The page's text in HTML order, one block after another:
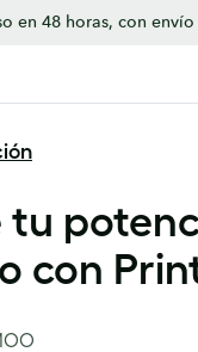
en 48 horas, con
tu
con